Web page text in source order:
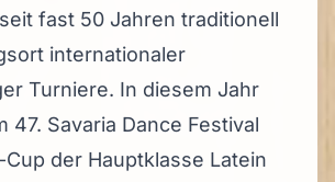
fast 50 Jahren traditionell
internationaler
Turniere. In diesem Jahr
47. Savaria Dance Festival
Cup der Hauptklasse Latein